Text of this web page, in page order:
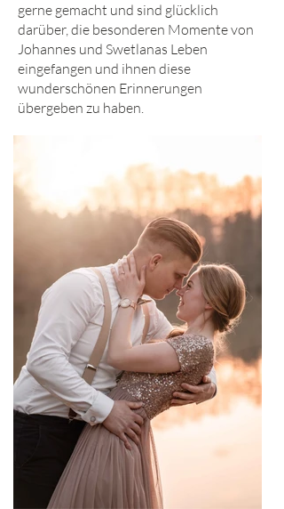
gerne gemacht und sind glücklich
darüber, die besonderen Momente von
Johannes und Swetlanas Leben
eingefangen und ihnen diese
wunderschönen Erinnerungen
übergeben zu haben.